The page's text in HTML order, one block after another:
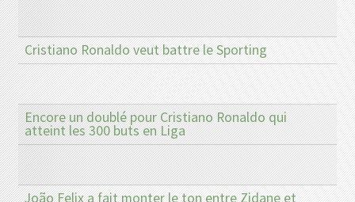
Cristiano Ronaldo veut battre le Sporting
Encore un doublé pour Cristiano Ronaldo qui
atteint les 300 buts en Liga
João Felix a fait monter le ton entre Zidane et